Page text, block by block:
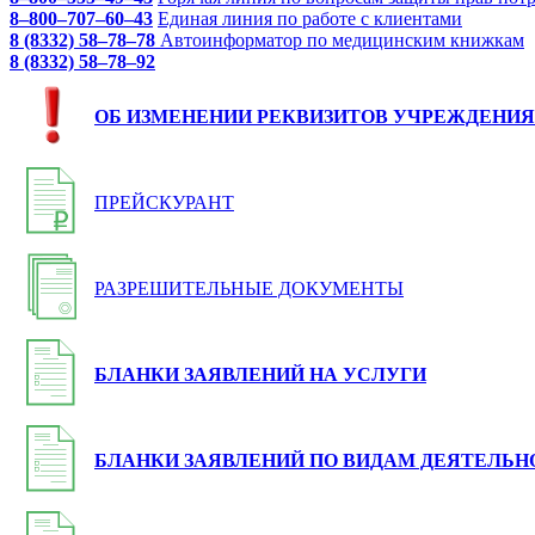
8–800–707–60–43 Единая линия по работе с клиентами
8 (8332) 58–78–78 Автоинформатор по медицинским книжкам
8 (8332) 58–78–92
ОБ ИЗМЕНЕНИИ РЕКВИЗИТОВ УЧРЕЖДЕНИЯ
ПРЕЙСКУРАНТ
РАЗРЕШИТЕЛЬНЫЕ ДОКУМЕНТЫ
БЛАНКИ ЗАЯВЛЕНИЙ НА УСЛУГИ
БЛАНКИ ЗАЯВЛЕНИЙ ПО ВИДАМ